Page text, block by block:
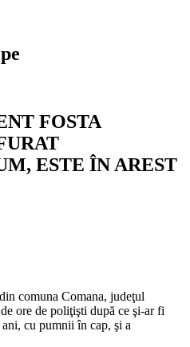
FOSTA
ESTE ÎN AREST
comuna Comana, judeţul
ore de poliţişti după ce şi-ar fi
cu pumnii în cap, şi a